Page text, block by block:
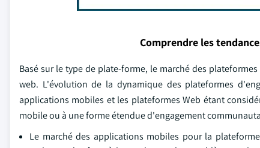
Comprendre les
Basé sur le type de plate-forme, le marché des
web. L'évolution de la dynamique des plateformes
applications mobiles et les plateformes Web étant
mobile ou à une forme étendue d'engagement
Le marché des applications mobiles pour la